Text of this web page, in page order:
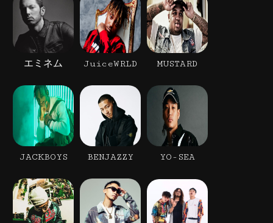
エミネム JuiceWRLD MUSTARD
JACKBOYS BENJAZZY YO-SEA